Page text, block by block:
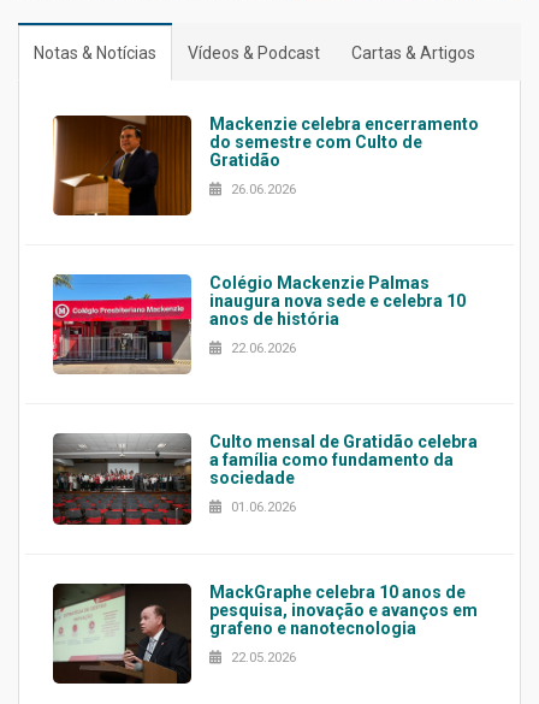
Notas & Notícias Vídeos & Podcast Cartas & Artigos
Mackenzie celebra encerramento
do semestre com Culto de
Gratidão
26.06.2026
Colégio Mackenzie Palmas
inaugura nova sede e celebra 10
anos de história
22.06.2026
Culto mensal de Gratidão celebra
a família como fundamento da
sociedade
01.06.2026
MackGraphe celebra 10 anos de
pesquisa, inovação e avanços em
grafeno e nanotecnologia
22.05.2026